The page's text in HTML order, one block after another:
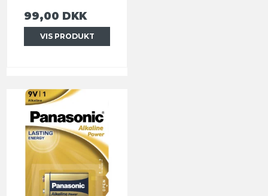
99,00 DKK
VIS PRODUKT